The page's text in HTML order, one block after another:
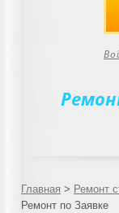
Главная > Ремонт
Ремонт по Заявке